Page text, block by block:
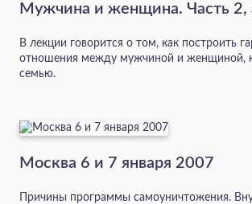
Мужчина и женщина. Часть 2,
В лекции говорится о том, как построить
отношения между мужчиной и женщиной,
семью.
Москва 6 и 7 января 2007
Причины программы самоуничтожения.